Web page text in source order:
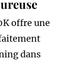
offre une
dans